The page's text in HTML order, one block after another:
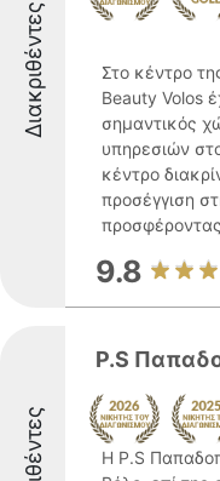
Διακριθέντες
Στο κέντρο
Beauty Volos
σημαντικός
υπηρεσιών
κέντρο
προσέγγιση
9.8
P.S
Η P.S